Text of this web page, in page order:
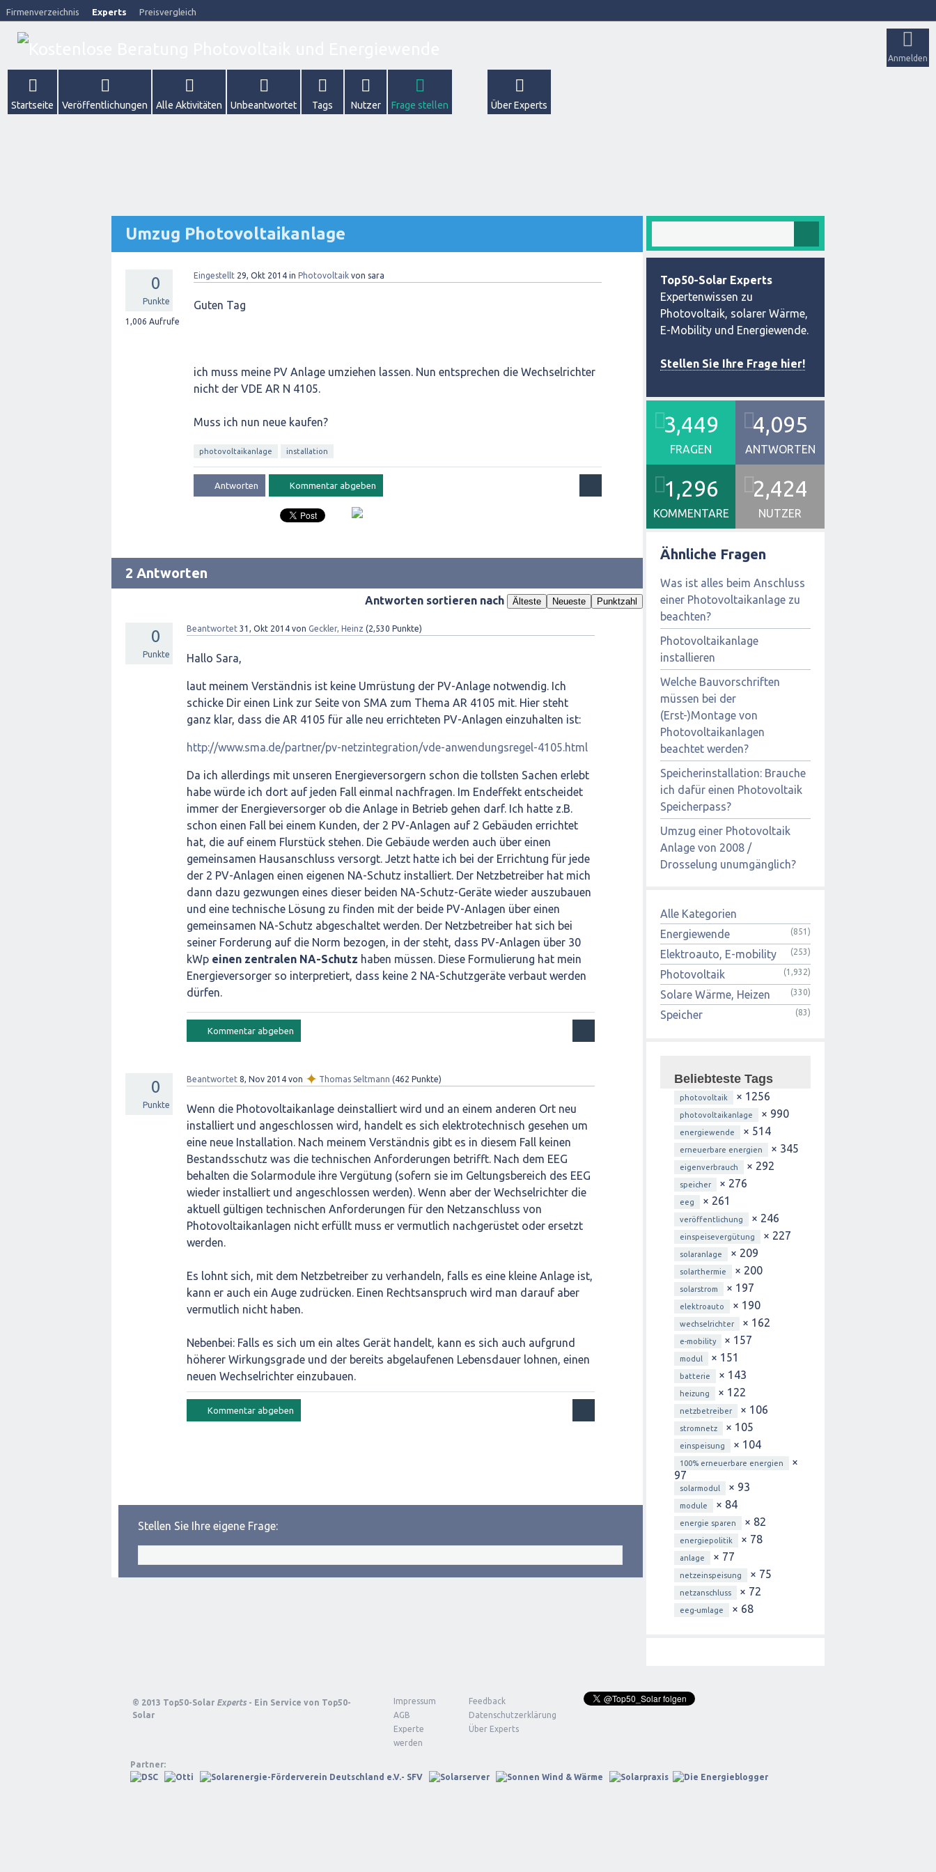
Firmenverzeichnis Experts Preisvergleich
Anmelden
Startseite Veröffentlichungen Alle Aktivitäten Unbeantwortet Tags Nutzer Frage stellen Über Experts
Umzug Photovoltaikanlage
0
Punkte
1,006 Aufrufe
Eingestellt 29, Okt 2014 in Photovoltaik von sara
Guten Tag
ich muss meine PV Anlage umziehen lassen. Nun entsprechen die Wechselrichter
nicht der VDE AR N 4105.
Muss ich nun neue kaufen?
photovoltaikanlage installation
2 Antworten
Antworten sortieren nach Älteste Neueste Punktzahl
0
Punkte
Beantwortet 31, Okt 2014 von Geckler, Heinz (2,530 Punkte)
Hallo Sara,
laut meinem Verständnis ist keine Umrüstung der PV-Anlage notwendig. Ich
schicke Dir einen Link zur Seite von SMA zum Thema AR 4105 mit. Hier steht
ganz klar, dass die AR 4105 für alle neu errichteten PV-Anlagen einzuhalten ist:
http://www.sma.de/partner/pv-netzintegration/vde-anwendungsregel-4105.html
Da ich allerdings mit unseren Energieversorgern schon die tollsten Sachen erlebt
habe würde ich dort auf jeden Fall einmal nachfragen. Im Endeffekt entscheidet
immer der Energieversorger ob die Anlage in Betrieb gehen darf. Ich hatte z.B.
schon einen Fall bei einem Kunden, der 2 PV-Anlagen auf 2 Gebäuden errichtet
hat, die auf einem Flurstück stehen. Die Gebäude werden auch über einen
gemeinsamen Hausanschluss versorgt. Jetzt hatte ich bei der Errichtung für jede
der 2 PV-Anlagen einen eigenen NA-Schutz installiert. Der Netzbetreiber hat mich
dann dazu gezwungen eines dieser beiden NA-Schutz-Geräte wieder auszubauen
und eine technische Lösung zu finden mit der beide PV-Anlagen über einen
gemeinsamen NA-Schutz abgeschaltet werden. Der Netzbetreiber hat sich bei
seiner Forderung auf die Norm bezogen, in der steht, dass PV-Anlagen über 30
kWp einen zentralen NA-Schutz haben müssen. Diese Formulierung hat mein
Energieversorger so interpretiert, dass keine 2 NA-Schutzgeräte verbaut werden
dürfen.
0
Punkte
Beantwortet 8, Nov 2014 von ✦ Thomas Seltmann (462 Punkte)
Wenn die Photovoltaikanlage deinstalliert wird und an einem anderen Ort neu
installiert und angeschlossen wird, handelt es sich elektrotechnisch gesehen um
eine neue Installation. Nach meinem Verständnis gibt es in diesem Fall keinen
Bestandsschutz was die technischen Anforderungen betrifft. Nach dem EEG
behalten die Solarmodule ihre Vergütung (sofern sie im Geltungsbereich des EEG
wieder installiert und angeschlossen werden). Wenn aber der Wechselrichter die
aktuell gültigen technischen Anforderungen für den Netzanschluss von
Photovoltaikanlagen nicht erfüllt muss er vermutlich nachgerüstet oder ersetzt
werden.
Es lohnt sich, mit dem Netzbetreiber zu verhandeln, falls es eine kleine Anlage ist,
kann er auch ein Auge zudrücken. Einen Rechtsanspruch wird man darauf aber
vermutlich nicht haben.
Nebenbei: Falls es sich um ein altes Gerät handelt, kann es sich auch aufgrund
höherer Wirkungsgrade und der bereits abgelaufenen Lebensdauer lohnen, einen
neuen Wechselrichter einzubauen.
Stellen Sie Ihre eigene Frage:
Top50-Solar Experts
Expertenwissen zu
Photovoltaik, solarer Wärme,
E-Mobility und Energiewende.
Stellen Sie Ihre Frage hier!
3,449
FRAGEN
4,095
ANTWORTEN
1,296
KOMMENTARE
2,424
NUTZER
Ähnliche Fragen
Was ist alles beim Anschluss
einer Photovoltaikanlage zu
beachten?
Photovoltaikanlage
installieren
Welche Bauvorschriften
müssen bei der
(Erst-)Montage von
Photovoltaikanlagen
beachtet werden?
Speicherinstallation: Brauche
ich dafür einen Photovoltaik
Speicherpass?
Umzug einer Photovoltaik
Anlage von 2008 /
Drosselung unumgänglich?
Alle Kategorien
Energiewende
(851)
Elektroauto, E-mobility (253)
Photovoltaik (1,932)
Solare Wärme, Heizen (330)
Speicher (83)
Beliebteste Tags
photovoltaik × 1256
photovoltaikanlage × 990
energiewende × 514
erneuerbare energien × 345
eigenverbrauch × 292
speicher × 276
eeg × 261
veröffentlichung × 246
einspeisevergütung × 227
solaranlage × 209
solarthermie × 200
solarstrom × 197
elektroauto × 190
wechselrichter × 162
e-mobility × 157
modul × 151
batterie × 143
heizung × 122
netzbetreiber × 106
stromnetz × 105
einspeisung × 104
100% erneuerbare energien
×
97
solarmodul × 93
module × 84
energie sparen × 82
energiepolitik × 78
anlage × 77
netzeinspeisung × 75
netzanschluss × 72
eeg-umlage × 68
© 2013 Top50-Solar Experts - Ein Service von Top50-
Solar
Impressum
Feedback
AGB
Datenschutzerklärung
Experte
werden
Über Experts
Partner: